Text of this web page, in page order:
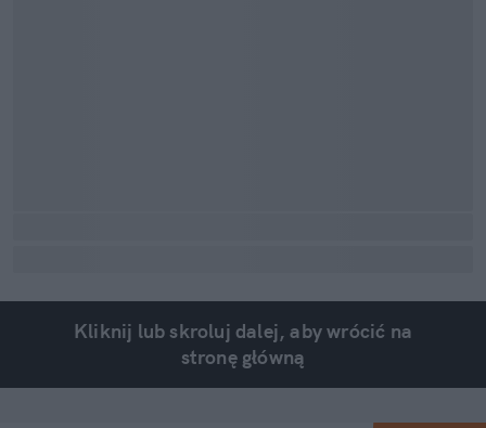
Kliknij lub skroluj dalej, aby wrócić na
stronę główną